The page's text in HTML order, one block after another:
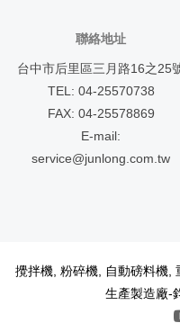
聯絡地址
台中市后里區三月路16之25
TEL: 04-25570738
FAX: 04-25578869
E-mail:
service@junlong.com.tw
攪拌機, 粉碎機, 自動磅料機,
生產製造廠-
海涵能源科技 Paper Tableware
鈞龍攪拌機
化妝